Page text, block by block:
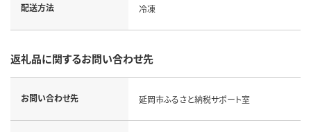
配送方法 冷凍
返礼品に関するお問い合わせ先
お問い合わせ先 延岡市ふるさと納税サポート室